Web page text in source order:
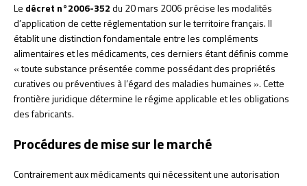
Le décret n°2006-352du 20 mars 2006 précise les modalités
d’application de cette réglementation sur le territoire français. Il
établit une distinction fondamentale entre les compléments
alimentaires et les médicaments, ces derniers étant définis comme
« toute substance présentée comme possédant des propriétés
curatives ou préventives à l’égard des maladies humaines ». Cette
frontière juridique détermine le régime applicable et les obligations
des fabricants.
Procédures de mise sur le marché
Contrairement aux médicaments qui nécessitent une autorisation